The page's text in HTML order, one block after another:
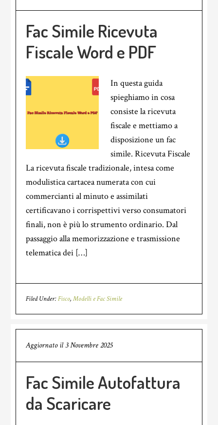
Fac Simile Ricevuta
Fiscale Word e PDF
In questa guida
spieghiamo in cosa
consiste la ricevuta
fiscale e mettiamo a
disposizione un fac
simile. Ricevuta Fiscale
La ricevuta fiscale tradizionale, intesa come
modulistica cartacea numerata con cui
commercianti al minuto e assimilati
certificavano i corrispettivi verso consumatori
finali, non è più lo strumento ordinario. Dal
passaggio alla memorizzazione e trasmissione
telematica dei […]
Filed Under:Fisco,Modelli e Fac Simile
Aggiornato il3 Novembre 2025
Fac Simile Autofattura
da Scaricare